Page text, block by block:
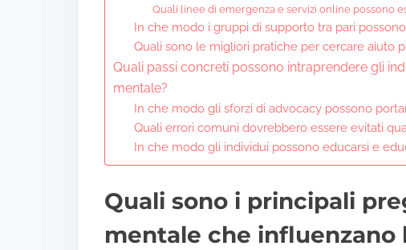
Quali linee di emergenza e servizi online possono
In che modo i gruppi di supporto tra pari
Quali sono le migliori pratiche per cercare aiuto
Quali passi concreti possono intraprendere gli
mentale?
In che modo gli sforzi di advocacy possono
Quali errori comuni dovrebbero essere evitati
In che modo gli individui possono educarsi e
Quali sono i principali
mentale che influenzano